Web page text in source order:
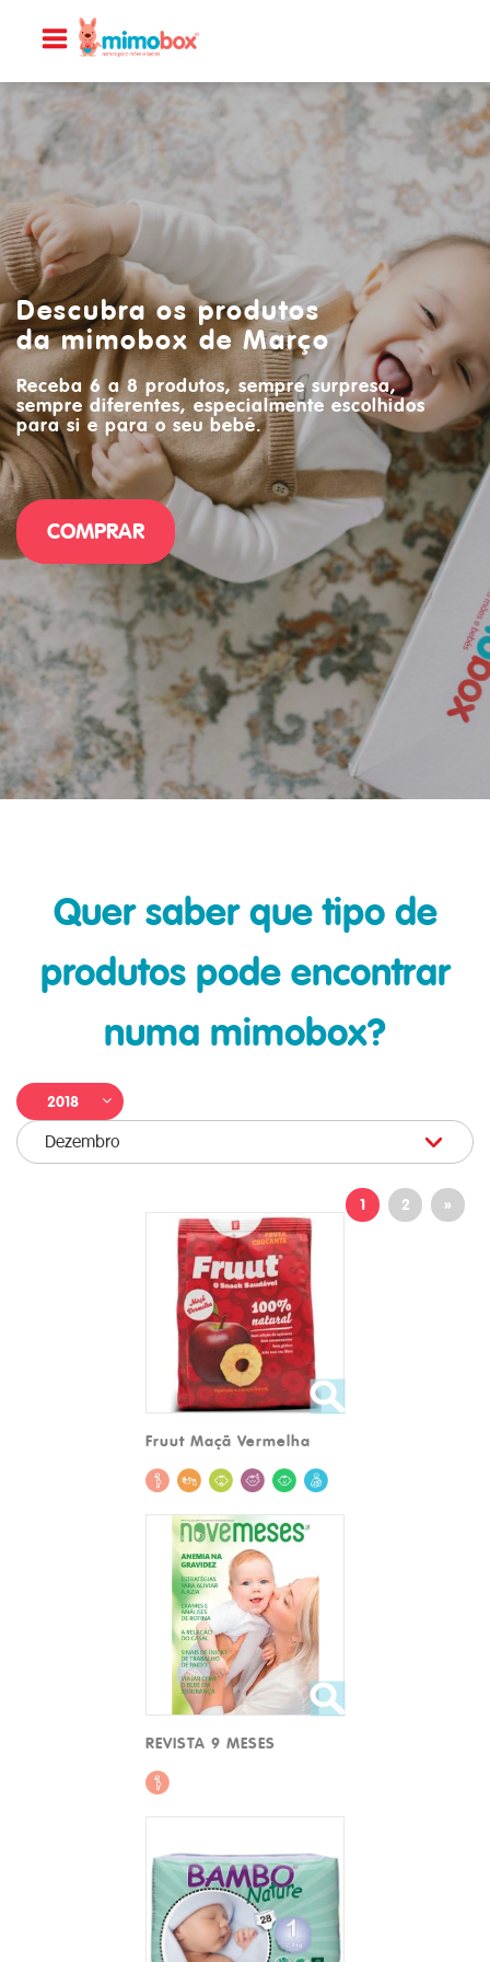
Descubra os produtos
da mimobox de Março
Receba 6 a 8 produtos, sempre surpresa,
sempre diferentes, especialmente escolhidos
para si e para o seu bebé.
COMPRAR
Quer saber que tipo de
produtos pode encontrar
numa mimobox?
2018
Dezembro
1 2 »
Fruut Maçã Vermelha
REVISTA 9 MESES